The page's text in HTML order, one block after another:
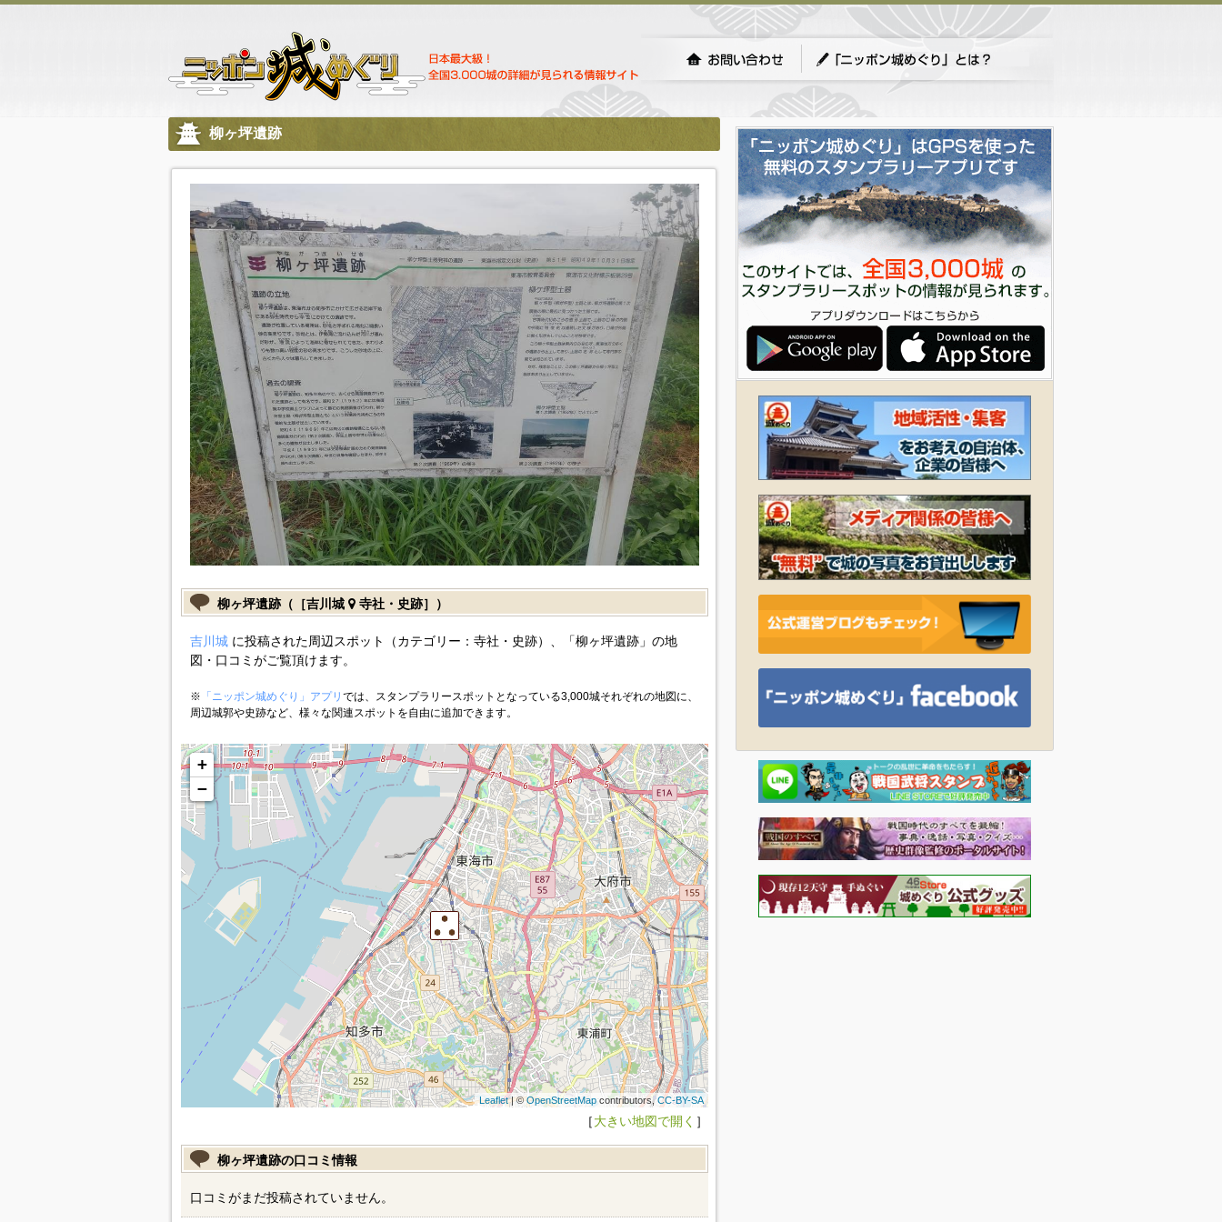
柳ヶ坪遺跡
柳ヶ坪遺跡（［吉川城 寺社・史跡］）
吉川城に投稿された周辺スポット（カテゴリー：寺社・史跡）、「柳ヶ坪遺跡」の地
図・口コミがご覧頂けます。
※ 「ニッポン城めぐり」アプリ では、スタンプラリースポットとなっている3,000城それぞれの地図に、
周辺城郭や史跡など、様々な関連スポットを自由に追加できます。
+
−
Leaflet| ©OpenStreetMapcontributors,CC-BY-SA
［大きい地図で開く ］
柳ヶ坪遺跡の口コミ情報
口コミがまだ投稿されていません。